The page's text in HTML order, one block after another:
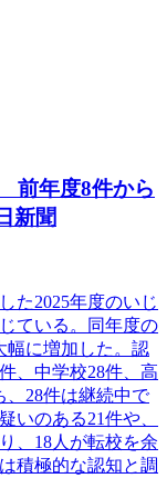
前年度8件から
新聞
た2025年度のいじ
ている。同年度の
幅に増加した。認
、中学校28件、高
、28件は継続中で
いのある21件や、
、18人が転校を余
積極的な認知と調